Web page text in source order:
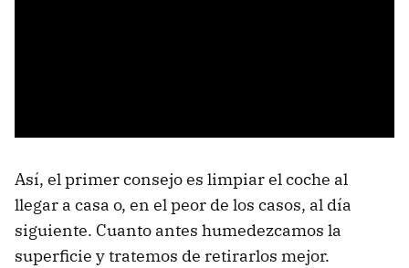
Así, el primer consejo es limpiar el coche al
llegar a casa o, en el peor de los casos, al día
siguiente. Cuanto antes humedezcamos la
superficie y tratemos de retirarlos mejor.